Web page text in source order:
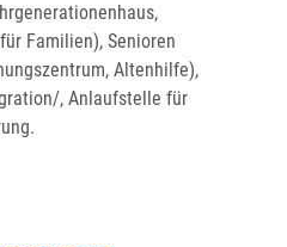
Familien), Senioren
Altenhilfe),
, Anlaufstelle für